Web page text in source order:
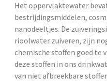
Het oppervlaktewater
bestrijdingsmiddelen,
nanodeeltjes. De
rioolwater zuiveren, zijn
chemische stoffen goed te
deze stoffen in ons
van niet afbreekbare